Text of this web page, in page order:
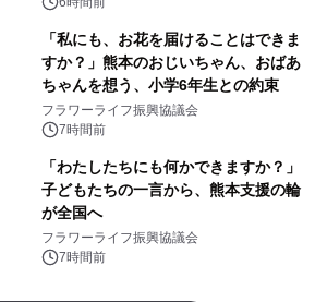
「私にも、お花を届けることはできま
すか？」熊本のおじいちゃん、おばあ
ちゃんを想う、小学6年生との約束
フラワーライフ振興協議会
7時間前
「わたしたちにも何かできますか？」
子どもたちの一言から、熊本支援の輪
が全国へ
フラワーライフ振興協議会
7時間前